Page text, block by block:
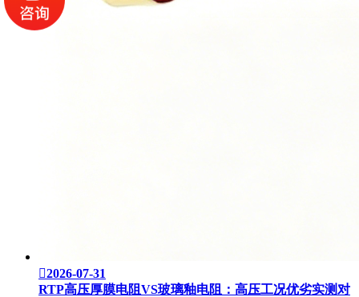
2026-07-31
RTP高压厚膜电阻VS玻璃釉电阻：高压工况优劣实测对